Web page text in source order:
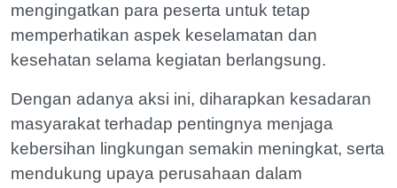
mengingatkan para peserta untuk tetap
memperhatikan aspek keselamatan dan
kesehatan selama kegiatan berlangsung.
Dengan adanya aksi ini, diharapkan kesadaran
masyarakat terhadap pentingnya menjaga
kebersihan lingkungan semakin meningkat, serta
mendukung upaya perusahaan dalam